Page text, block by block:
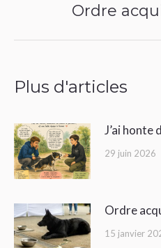
Ordre
Plus d'articles
J’ai honte
29 juin 2026
Ordre
15 janvier